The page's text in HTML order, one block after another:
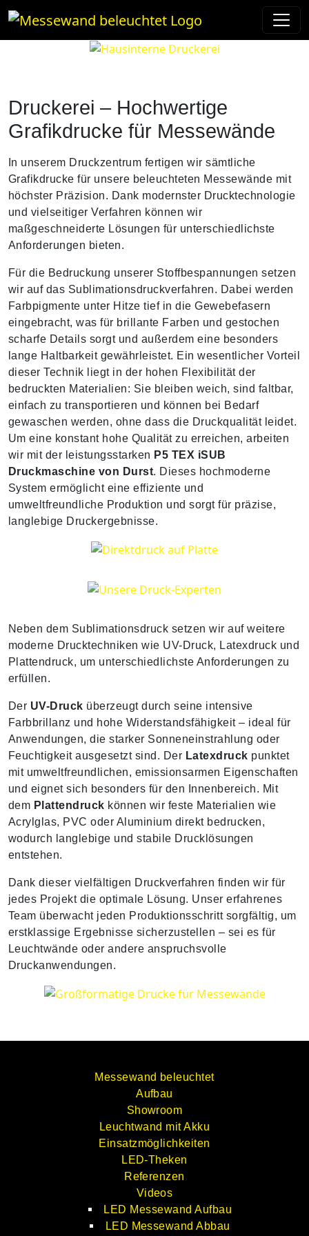
Druckerei – Hochwertige
Grafikdrucke für Messewände
In unserem Druckzentrum fertigen wir sämtliche
Grafikdrucke für unsere beleuchteten Messewände mit
höchster Präzision. Dank modernster Drucktechnologie
und vielseitiger Verfahren können wir
maßgeschneiderte Lösungen für unterschiedlichste
Anforderungen bieten.
Für die Bedruckung unserer Stoffbespannungen setzen
wir auf das Sublimationsdruckverfahren. Dabei werden
Farbpigmente unter Hitze tief in die Gewebefasern
eingebracht, was für brillante Farben und gestochen
scharfe Details sorgt und außerdem eine besonders
lange Haltbarkeit gewährleistet. Ein wesentlicher Vorteil
dieser Technik liegt in der hohen Flexibilität der
bedruckten Materialien: Sie bleiben weich, sind faltbar,
einfach zu transportieren und können bei Bedarf
gewaschen werden, ohne dass die Druckqualität leidet.
Um eine konstant hohe Qualität zu erreichen, arbeiten
wir mit der leistungsstarken P5 TEX iSUB
Druckmaschine von Durst. Dieses hochmoderne
System ermöglicht eine effiziente und
umweltfreundliche Produktion und sorgt für präzise,
langlebige Druckergebnisse.
Neben dem Sublimationsdruck setzen wir auf weitere
moderne Drucktechniken wie UV-Druck, Latexdruck und
Plattendruck, um unterschiedlichste Anforderungen zu
erfüllen.
Der UV-Druck überzeugt durch seine intensive
Farbbrillanz und hohe Widerstandsfähigkeit – ideal für
Anwendungen, die starker Sonneneinstrahlung oder
Feuchtigkeit ausgesetzt sind. Der Latexdruck punktet
mit umweltfreundlichen, emissionsarmen Eigenschaften
und eignet sich besonders für den Innenbereich. Mit
dem Plattendruck können wir feste Materialien wie
Acrylglas, PVC oder Aluminium direkt bedrucken,
wodurch langlebige und stabile Drucklösungen
entstehen.
Dank dieser vielfältigen Druckverfahren finden wir für
jedes Projekt die optimale Lösung. Unser erfahrenes
Team überwacht jeden Produktionsschritt sorgfältig, um
erstklassige Ergebnisse sicherzustellen – sei es für
Leuchtwände oder andere anspruchsvolle
Druckanwendungen.
Messewand beleuchtet
Aufbau
Showroom
Leuchtwand mit Akku
Einsatzmöglichkeiten
LED-Theken
Referenzen
Videos
LED Messewand Aufbau
LED Messewand Abbau